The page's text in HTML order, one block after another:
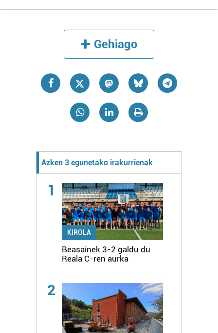
Gehiago
Azken 3 egunetako irakurrienak
1
KIROLA
Beasainek 3-2 galdu du
Reala C-ren aurka
2